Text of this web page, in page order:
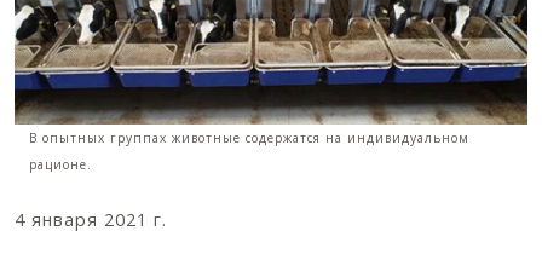
В опытных группах животные содержатся на индивидуальном
рационе.
4 января 2021 г.